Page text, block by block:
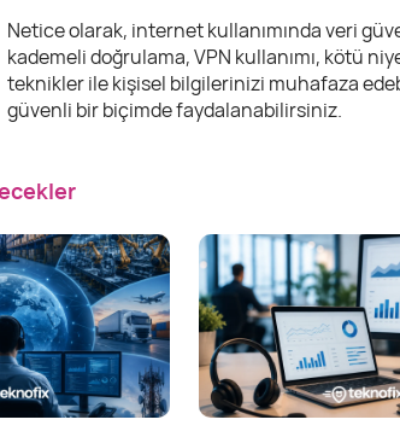
Netice olarak, internet kullanımında veri
kademeli doğrulama, VPN kullanımı, kötü
teknikler ile kişisel bilgilerinizi muhafaza
güvenli bir biçimde faydalanabilirsiniz.